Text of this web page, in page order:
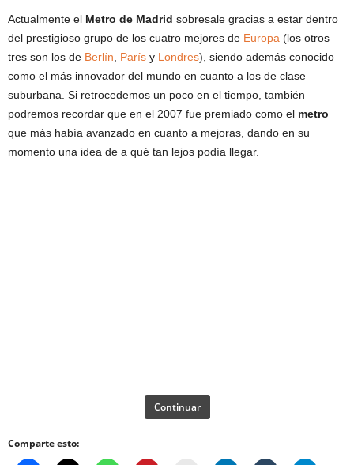
Actualmente el Metro de Madrid sobresale gracias a estar dentro
del prestigioso grupo de los cuatro mejores de Europa (los otros
tres son los de Berlín París y Londres), siendo además conocido
como el más innovador del mundo en cuanto a los de clase
suburbana. Si retrocedemos un poco en el tiempo, también
podremos recordar que en el 2007 fue premiado como el metro
que más había avanzado en cuanto a mejoras, dando en su
momento una idea de a qué tan lejos podía llegar.
Continuar
Comparte esto: